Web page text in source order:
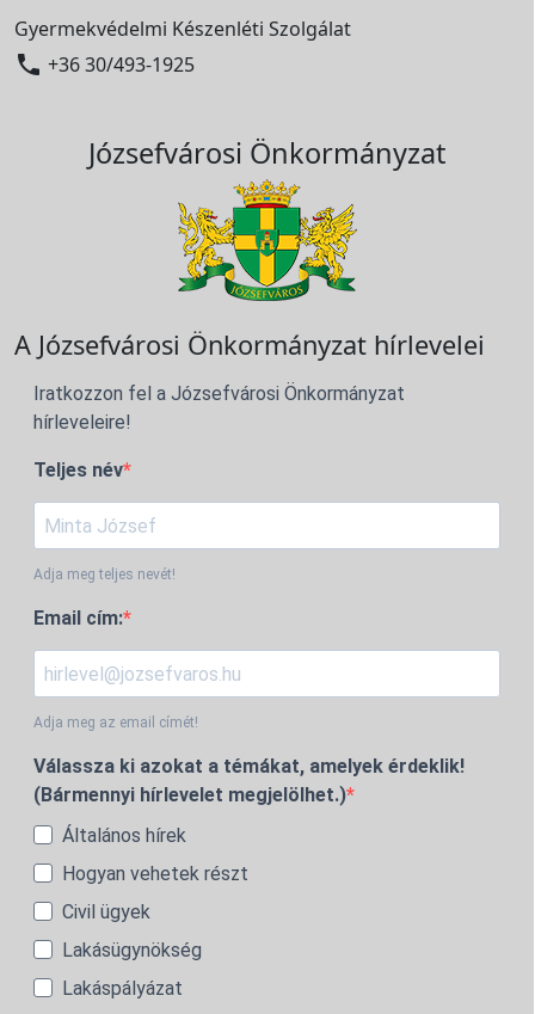
Gyermekvédelmi Készenléti Szolgálat
 +36 30/493-1925
Józsefvárosi Önkormányzat
A Józsefvárosi Önkormányzat hírlevelei
Iratkozzon fel a Józsefvárosi Önkormányzat
hírleveleire!
Teljes név
Adja meg teljes nevét!
Email cím:
Adja meg az email címét!
Válassza ki azokat a témákat, amelyek érdeklik!
(Bármennyi hírlevelet megjelölhet.)
Általános hírek
Hogyan vehetek részt
Civil ügyek
Lakásügynökség
Lakáspályázat